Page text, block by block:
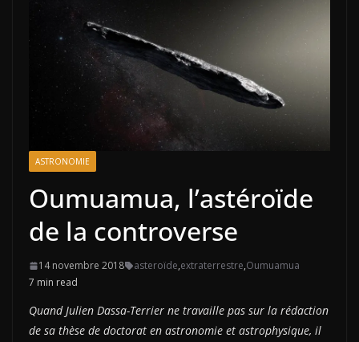
ASTRONOMIE
Oumuamua, l’astéroïde
de la controverse
14 novembre 2018 asteroïde,extraterrestre,Oumuamua
7 min read
Quand Julien Dassa-Terrier ne travaille pas sur la rédaction
de sa thèse de doctorat en astronomie et astrophysique, il